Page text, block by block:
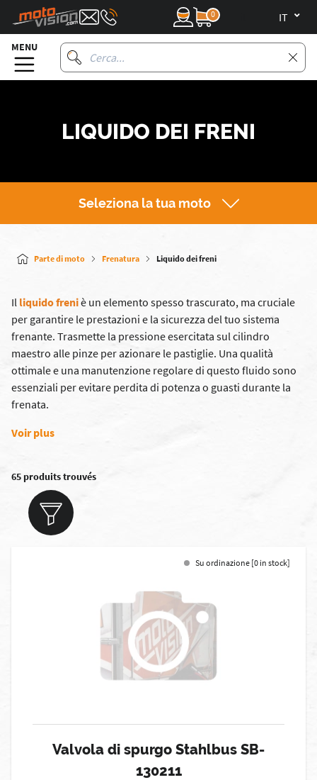
0
MENU
LIQUIDO DEI FRENI
Seleziona la tua moto
Parte di moto Frenatura Liquido dei freni
Il liquido freniè un elemento spesso trascurato, ma cruciale
per garantire le prestazioni e la sicurezza del tuo sistema
frenante. Trasmette la pressione esercitata sul cilindro
maestro alle pinze per azionare le pastiglie. Una qualità
ottimale e una manutenzione regolare di questo fluido sono
essenziali per evitare perdita di potenza o guasti durante la
frenata.
Voir plus
65 produits trouvés
Su ordinazione [0 in stock]
Valvola di spurgo Stahlbus SB-
130211